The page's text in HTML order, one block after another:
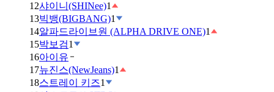
12샤이니(SHINee)1
13빅뱅(BIGBANG)1
14알파드라이브원 (ALPHA DRIVE ONE)1
15박보검1
16아이유
17뉴진스(NewJeans)1
18스트레이 키즈1